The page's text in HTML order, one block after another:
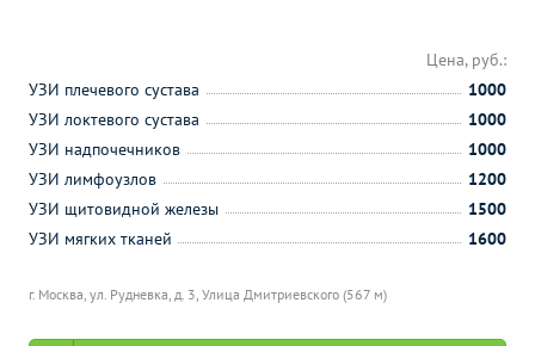
г. Москва, ул. Рудневка, д. 3, Улица Дмитриевского (567 м)
Цена, руб.:
УЗИ плечевого сустава
1000
УЗИ локтевого сустава
1000
УЗИ надпочечников
1000
УЗИ лимфоузлов
1200
УЗИ щитовидной железы
1500
УЗИ мягких тканей
1600